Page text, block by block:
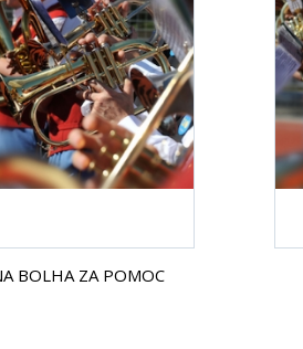
BOLHA ZA POMOC